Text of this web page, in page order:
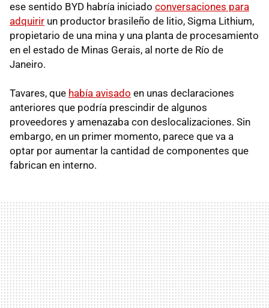
ese sentido BYD habría iniciado conversaciones para
adquirir un productor brasileño de litio, Sigma Lithium,
propietario de una mina y una planta de procesamiento
en el estado de Minas Gerais, al norte de Río de
Janeiro.
Tavares, que había avisado en unas declaraciones
anteriores que podría prescindir de algunos
proveedores y amenazaba con deslocalizaciones. Sin
embargo, en un primer momento, parece que va a
optar por aumentar la cantidad de componentes que
fabrican en interno.